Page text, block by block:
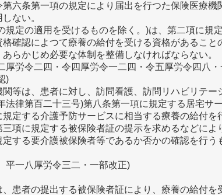
六条第一項の規定により届出を行つた保険医療機
ない。
定の適用を受けるものを除く。)は、第二項に規
確認によつて療養の給付を受ける資格があること
らかじめ必要な体制を整備しなければならない。
厚労令二四・令四厚労令一二四・令五厚労令四八
)
等は、患者に対し、訪問看護、訪問リハビリテー
法律第百二十三号)第八条第一項に規定する居宅サ
定する介護予防サービスに相当する療養の給付を
項に規定する被保険者証の提示を求めるなどによ
する要介護被保険者等であるか否かの確認を行う
平一八厚労令三二・一部改正)
患者の提出する被保険者証により、療養の給付を